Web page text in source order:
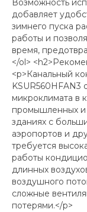
Возможность
добавляет
зимнего пуска
работы и
время,
</ol>
<p>Канальный
KSUR560HFAN3
микроклимата в
промышленных и
зданиях с
аэропортов и
требуется
работы
длинных
воздушного
сложные
потерями.</p>